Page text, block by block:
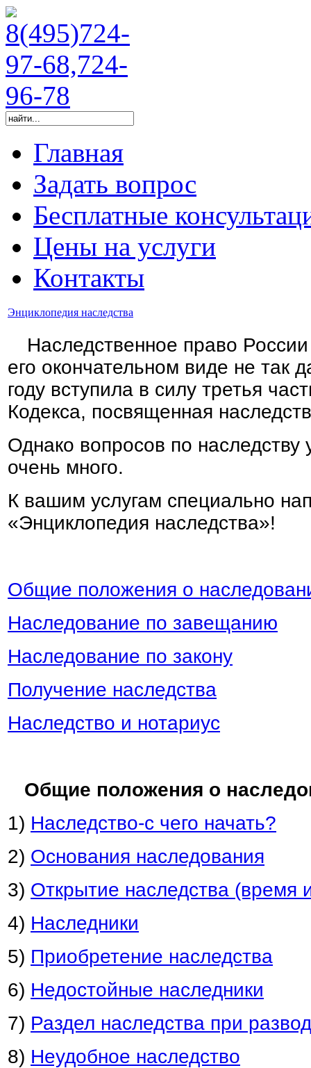
Главная
Задать вопрос
Бесплатные
Цены на услуги
Контакты
Энциклопедия наследства
Наследственное право
его окончательном виде не так
году вступила в силу третья
Кодекса, посвященная
Однако вопросов по наследству
очень много.
К вашим услугам специально
«Энциклопедия наследства»!
Общие положения о
Наследование по завещанию
Наследование по закону
Получение наследства
Наследство и нотариус
Общие положения о
1) Наследство-с чего начать?
2) Основания наследования
3) Открытие наследства (время
4) Наследники
5) Приобретение наследства
6) Недостойные наследники
7) Раздел наследства при
8) Неудобное наследство